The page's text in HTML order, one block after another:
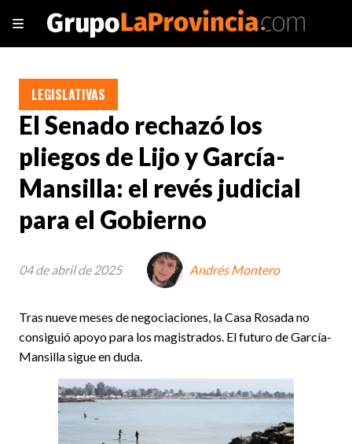
El Senado rechazó los
pliegos de Lijo y García-
Mansilla: el revés judicial
para el Gobierno
Tras nueve meses de negociaciones, la Casa Rosada no
consiguió apoyo para los magistrados. El futuro de García-
Mansilla sigue en duda.
LEGISLATIVAS
04 de abril de 2025 Andrés Montero